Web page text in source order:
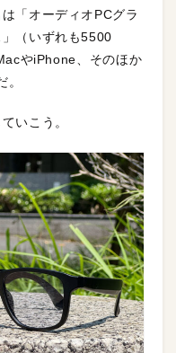
「オーディオPCグラ
（いずれも5500
やiPhone、そのほか
いこう。